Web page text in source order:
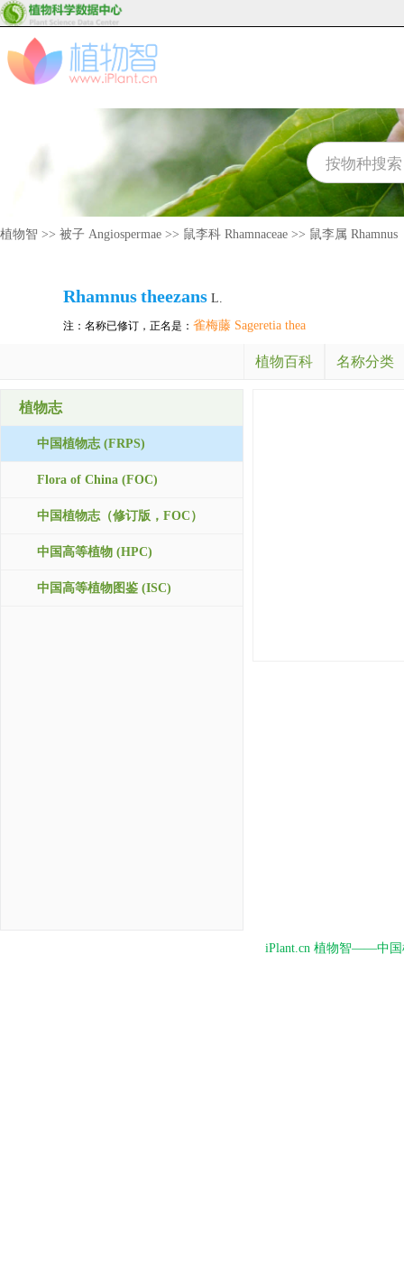
植物智 >> 被子 Angiospermae >> 鼠李科 Rhamnaceae >> 鼠李属 Rhamnus
Rhamnustheezans L.
注：名称已修订，正名是： 雀梅藤 Sageretia thea
植物百科 名称分类
植物志
中国植物志 (FRPS)
Flora of China (FOC)
中国植物志（修订版，FOC）
中国高等植物 (HPC)
中国高等植物图鉴 (ISC)
iPlant.cn 植物智——中国